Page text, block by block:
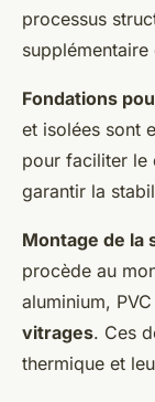
processus
Fondations
et isolées sont
pour faciliter le
garantir la
Montage de la
procède au
aluminium,
vitrages. Ces
thermique et